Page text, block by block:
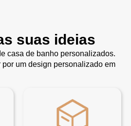
suas ideias
casa de banho personalizados.
um design personalizado em